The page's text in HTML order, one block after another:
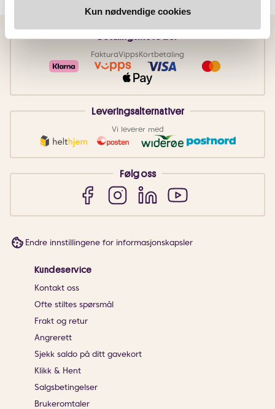
Kun nødvendige cookies
Betalingsmetoder
FakturaVippsKortbetaling
Leveringsalternativer
Vi leverer med
Følg oss
Endre innstillingene for informasjonskapsler
Kundeservice
Kontakt oss
Ofte stiltes spørsmål
Frakt og retur
Angrerett
Sjekk saldo på ditt gavekort
Klikk & Hent
Salgsbetingelser
Brukeromtaler